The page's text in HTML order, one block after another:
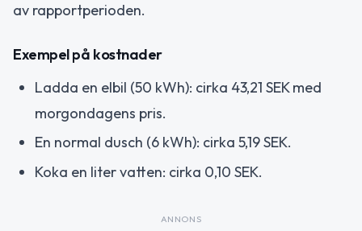
av rapportperioden.
Exempel på kostnader
Ladda en elbil (50 kWh): cirka 43,21 SEK med
morgondagens pris.
En normal dusch (6 kWh): cirka 5,19 SEK.
Koka en liter vatten: cirka 0,10 SEK.
ANNONS